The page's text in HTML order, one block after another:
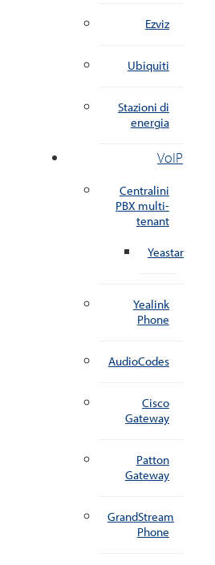
Ezviz
Ubiquiti
Stazioni di
energia
VoIP
Centralini
PBX multi-
tenant
Yeastar
Yealink
Phone
AudioCodes
Cisco
Gateway
Patton
Gateway
GrandStream
Phone